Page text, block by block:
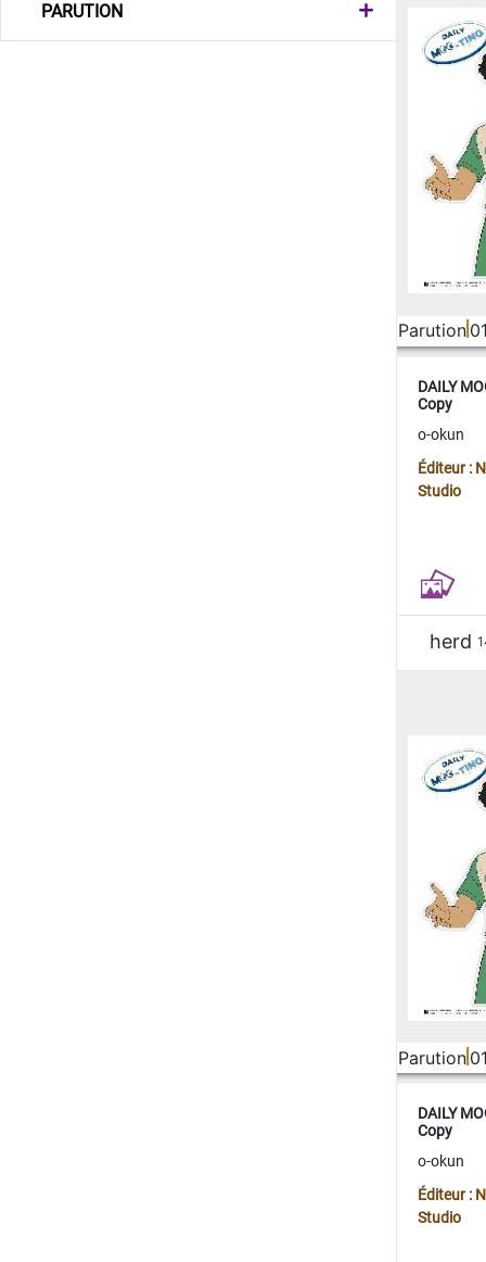
PARUTION
Parution
DAILY
Copy
o-okun
Éditeur :
Studio
herd
Parution
DAILY
Copy
o-okun
Éditeur :
Studio